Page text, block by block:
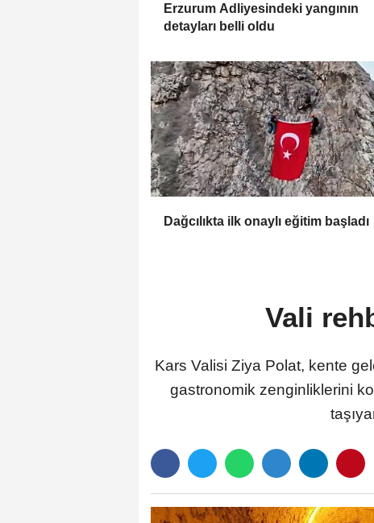
Erzurum Adliyesindeki yangının
detayları belli oldu
Dağcılıkta ilk onaylı eğitim başladı
Vali
Kars Valisi Ziya Polat, kente
gastronomik zenginliklerini